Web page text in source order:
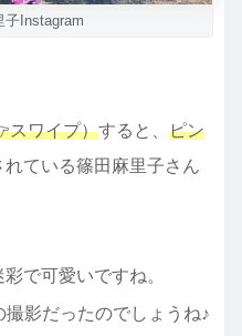
子Instagram
スワイプ）すると、 ピン
れている篠田麻里子さん
で可愛いですね。
影だったのでしょうね♪